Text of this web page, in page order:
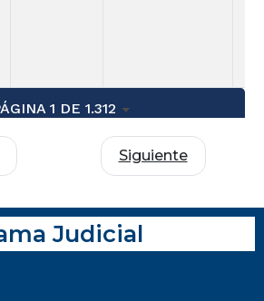
1 DE 1.312
Siguiente
Judicial